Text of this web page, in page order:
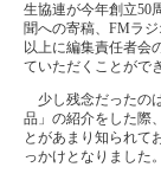
生協連が今年創立50
聞への寄稿、FMラ
以上に編集責任者会
ていただくことがで
少し残念だったの
品」の紹介をした際
とがあまり知られて
っかけとなりました